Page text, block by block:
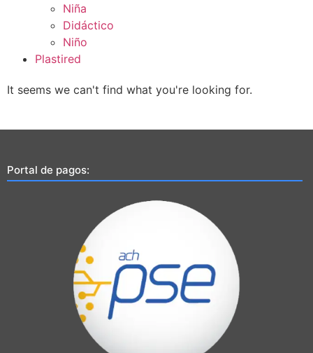
Niña
Didáctico
Niño
Plastired
It seems we can't find what you're looking for.
Portal de pagos: